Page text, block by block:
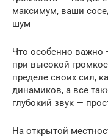
максимум, ваши
шум
Что особенно важно
при высокой
пределе своих сил,
динамиков, а все
глубокий звук —
На открытой